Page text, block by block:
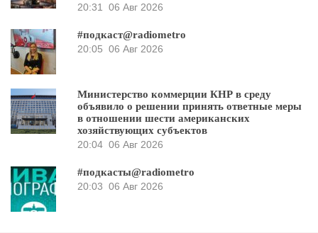
20:31
06 Авг 2026
#подкаст@radiometro
20:05 06 Авг 2026
Министерство коммерции КНР в среду
объявило о решении принять ответные меры
в отношении шести американских
хозяйствующих субъектов
20:04 06 Авг 2026
#подкасты@radiometro
20:03 06 Авг 2026